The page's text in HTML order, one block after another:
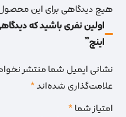
هیچ دیدگاهی برای این
اینچ”
نشانی ایمیل شما منتشر
علامت‌گذاری شده‌اند*
امتیاز شما*